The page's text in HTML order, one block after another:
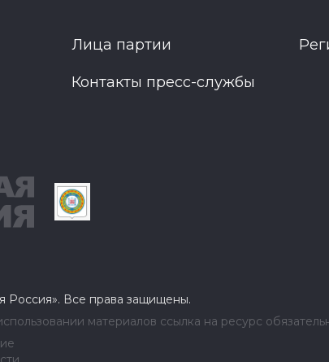
Лица партии
Контакты пресс-службы
Россия». Все права защищены.
материалов ссылка на ресурс